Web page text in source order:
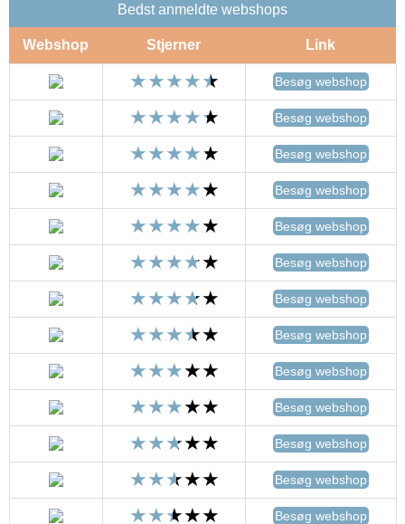
Bedst anmeldte webshops
Webshop Stjerner Link
Besøg webshop
Besøg webshop
Besøg webshop
Besøg webshop
Besøg webshop
Besøg webshop
Besøg webshop
Besøg webshop
Besøg webshop
Besøg webshop
Besøg webshop
Besøg webshop
Besøg webshop